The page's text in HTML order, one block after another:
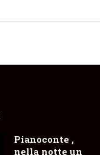
Pianoconte ,
nella notte un